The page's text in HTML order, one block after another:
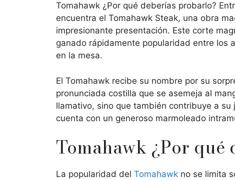
Tomahawk ¿Por qué deberías probarlo?
encuentra el Tomahawk Steak, una obra
impresionante presentación. Este corte
ganado rápidamente popularidad entre los
en la mesa.
El Tomahawk recibe su nombre por su
pronunciada costilla que se asemeja al
llamativo, sino que también contribuye a
cuenta con un generoso marmoleado
Tomahawk ¿Por
La popularidad del Tomahawk no se limita